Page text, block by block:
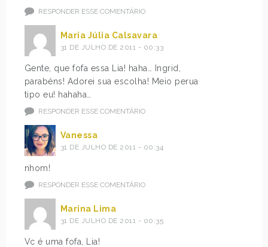
RESPONDER ESSE COMENTÁRIO
Maria Júlia Calsavara
31 DE JULHO DE 2011 - 00:33
Gente, que fofa essa Lia! haha… Ingrid,
parabéns! Adorei sua escolha! Meio perua
tipo eu! hahaha…
RESPONDER ESSE COMENTÁRIO
Vanessa
31 DE JULHO DE 2011 - 00:34
nhom!
RESPONDER ESSE COMENTÁRIO
Marina Lima
31 DE JULHO DE 2011 - 00:35
Vc é uma fofa, Lia!